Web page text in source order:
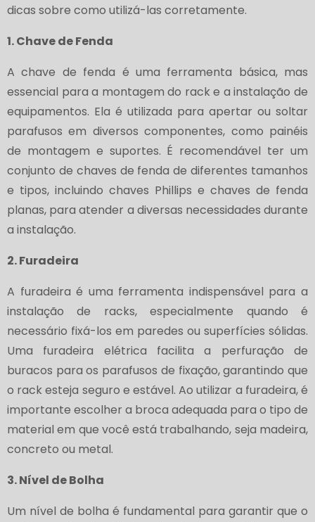
dicas sobre como utilizá-las corretamente.
1. Chave de Fenda
A chave de fenda é uma ferramenta básica, mas
essencial para a montagem do rack e a instalação de
equipamentos. Ela é utilizada para apertar ou soltar
parafusos em diversos componentes, como painéis
de montagem e suportes. É recomendável ter um
conjunto de chaves de fenda de diferentes tamanhos
e tipos, incluindo chaves Phillips e chaves de fenda
planas, para atender a diversas necessidades durante
a instalação.
2. Furadeira
A furadeira é uma ferramenta indispensável para a
instalação de racks, especialmente quando é
necessário fixá-los em paredes ou superfícies sólidas.
Uma furadeira elétrica facilita a perfuração de
buracos para os parafusos de fixação, garantindo que
o rack esteja seguro e estável. Ao utilizar a furadeira, é
importante escolher a broca adequada para o tipo de
material em que você está trabalhando, seja madeira,
concreto ou metal.
3. Nível de Bolha
Um nível de bolha é fundamental para garantir que o